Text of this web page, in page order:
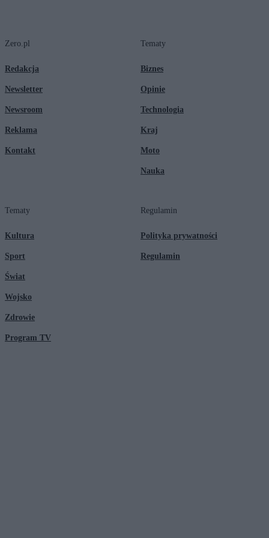
Zero.pl
Redakcja
Newsletter
Newsroom
Reklama
Kontakt
Tematy
Biznes
Opinie
Technologia
Kraj
Moto
Nauka
Tematy
Kultura
Sport
Świat
Wojsko
Zdrowie
Program TV
Regulamin
Polityka prywatności
Regulamin